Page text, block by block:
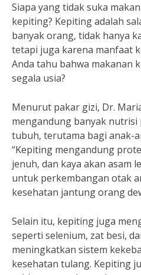
Siapa yang tidak suka
kepiting? Kepiting adalah
banyak orang, tidak hanya
tetapi juga karena manfaat
Anda tahu bahwa makanan
segala usia?
Menurut pakar gizi, Dr.
mengandung banyak
tubuh, terutama bagi anak-
“Kepiting mengandung
jenuh, dan kaya akan asam
untuk perkembangan otak
kesehatan jantung orang
Selain itu, kepiting juga
seperti selenium, zat besi,
meningkatkan sistem
kesehatan tulang. Kepiting